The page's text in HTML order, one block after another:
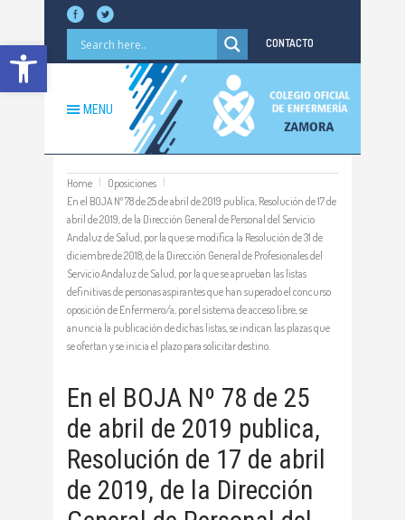
Abrir barra de herramientas CONTACTO
MENU
Home
Oposiciones
En el BOJA Nº 78 de 25 de abril de 2019 publica, Resolución de 17 de
abril de 2019, de la Dirección General de Personal del Servicio
Andaluz de Salud, por la que se modifica la Resolución de 31 de
diciembre de 2018, de la Dirección General de Profesionales del
Servicio Andaluz de Salud, por la que se aprueban las listas
definitivas de personas aspirantes que han superado el concurso
oposición de Enfermero/a, por el sistema de acceso libre, se
anuncia la publicación de dichas listas, se indican las plazas que
se ofertan y se inicia el plazo para solicitar destino.
En el BOJA Nº 78 de 25
de abril de 2019 publica,
Resolución de 17 de abril
de 2019, de la Dirección